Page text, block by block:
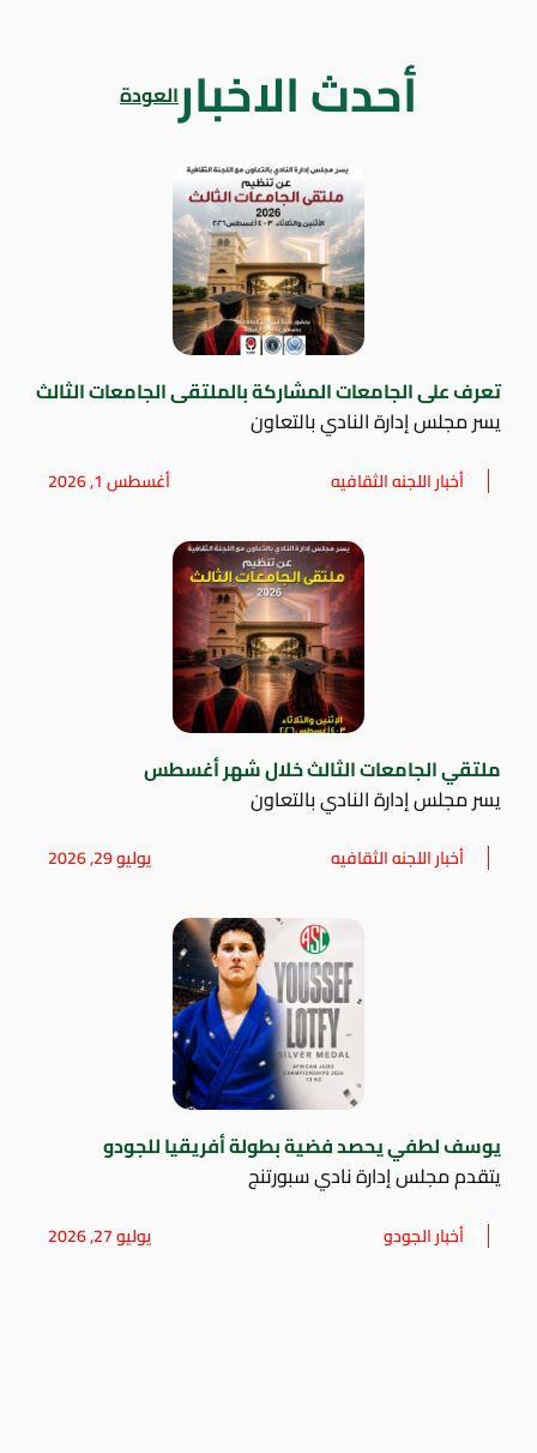
أحدث الاخبارالعودة
تعرف على الجامعات المشاركة بالملتقى الجامعات الثالث
يسر مجلس إدارة النادي بالتعاون
أخبار اللجنه الثقافيه أغسطس 1, 2026
ملتقي الجامعات الثالث خلال شهر أغسطس
يسر مجلس إدارة النادي بالتعاون
أخبار اللجنه الثقافيه يوليو 29, 2026
يوسف لطفي يحصد فضية بطولة أفريقيا للجودو
يتقدم مجلس إدارة نادي سبورتنج
أخبار الجودو يوليو 27, 2026